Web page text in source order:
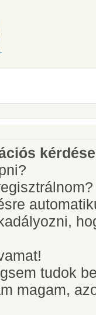
tudok
magam,